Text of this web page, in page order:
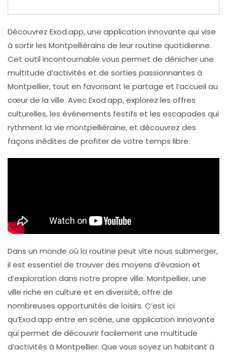
Découvrez Exod.app, une application innovante qui vise
à sortir les Montpelliérains de leur routine quotidienne.
Cet outil incontournable vous permet de dénicher une
multitude d’activités et de sorties passionnantes à
Montpellier, tout en favorisant le partage et l’accueil au
cœur de la ville. Avec Exod.app, explorez les offres
culturelles, les événements festifs et les escapades qui
rythment la vie montpelliéraine, et découvrez des
façons inédites de profiter de votre temps libre.
Dans un monde où la routine peut vite nous submerger,
il est essentiel de trouver des moyens d’évasion et
d’exploration dans notre propre ville. Montpellier, une
ville riche en culture et en diversité, offre de
nombreuses opportunités de loisirs. C’est ici
qu’Exod.app entre en scène, une application innovante
qui permet de découvrir facilement une multitude
d’activités à Montpellier. Que vous soyez un habitant à